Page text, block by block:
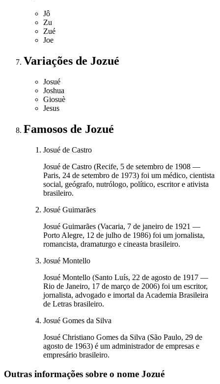
Jô
Zu
Zué
Joe
Variações de Jozué
Josué
Joshua
Giosuè
Jesus
Famosos de Jozué
Josué de Castro
Josué de Castro (Recife, 5 de setembro de 1908 —
Paris, 24 de setembro de 1973) foi um médico, cientista
social, geógrafo, nutrólogo, político, escritor e ativista
brasileiro.
Josué Guimarães
Josué Guimarães (Vacaria, 7 de janeiro de 1921 —
Porto Alegre, 12 de julho de 1986) foi um jornalista,
romancista, dramaturgo e cineasta brasileiro.
Josué Montello
Josué Montello (Santo Luís, 22 de agosto de 1917 —
Rio de Janeiro, 17 de março de 2006) foi um escritor,
jornalista, advogado e imortal da Academia Brasileira
de Letras brasileiro.
Josué Gomes da Silva
Josué Christiano Gomes da Silva (São Paulo, 29 de
agosto de 1963) é um administrador de empresas e
empresário brasileiro.
Outras informações sobre o nome Jozué